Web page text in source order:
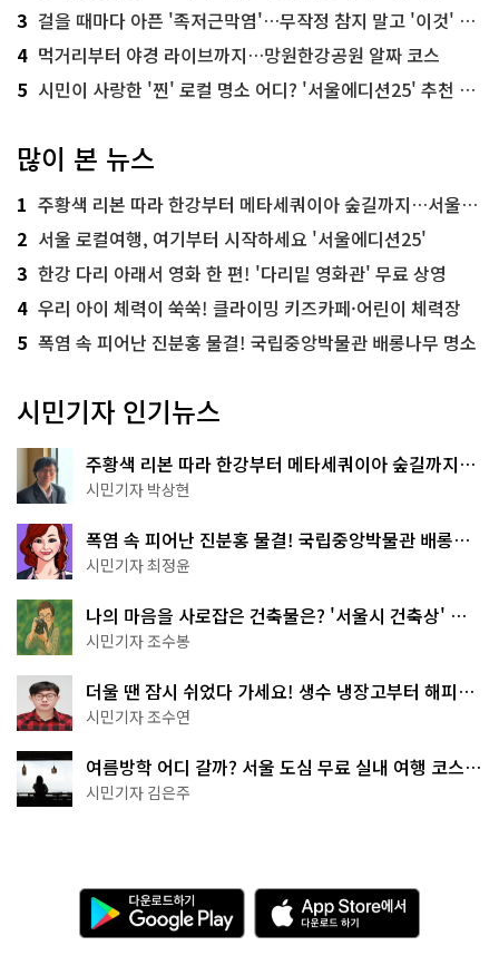
3 걸을 때마다 아픈 '족저근막염'…무작정 참지 말고 '이것' 해보세요!
4 먹거리부터 야경 라이브까지…망원한강공원 알짜 코스
5 시민이 사랑한 '찐' 로컬 명소 어디? '서울에디션25' 추천 코스
많이 본 뉴스
1 주황색 리본 따라 한강부터 메타세쿼이아 숲길까지…서울둘레길 15코스
2 서울 로컬여행, 여기부터 시작하세요 '서울에디션25'
3 한강 다리 아래서 영화 한 편! '다리밑 영화관' 무료 상영
4 우리 아이 체력이 쑥쑥! 클라이밍 키즈카페·어린이 체력장
5 폭염 속 피어난 진분홍 물결! 국립중앙박물관 배롱나무 명소
시민기자 인기뉴스
주황색 리본 따라 한강부터 메타세쿼이아 숲길까지…
서울둘레길 15코스
시민기자 박상현
폭염 속 피어난 진분홍 물결! 국립중앙박물관 배롱나
무 명소
시민기자 최정윤
나의 마음을 사로잡은 건축물은? '서울시 건축상' 수
상작 공개!
시민기자 조수봉
더울 땐 잠시 쉬었다 가세요! 생수 냉장고부터 해피소
·무더위쉼터까지
시민기자 조수연
여름방학 어디 갈까? 서울 도심 무료 실내 여행 코스
추천
시민기자 김은주
다
운
로
A
p
p